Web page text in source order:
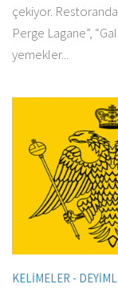
çekiyor.
Perge Lagane”,
yemekler...
KELIMELER -